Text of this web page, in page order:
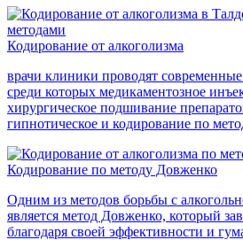
Кодирование от алкоголизма
врачи клиники проводят
среди которых медикаментозное
хирургическое подшивание
гипнотическое и кодирование по
Кодирование по методу Довженко
Одним из методов борьбы с
является метод Довженко, который
благодаря своей эффективности и